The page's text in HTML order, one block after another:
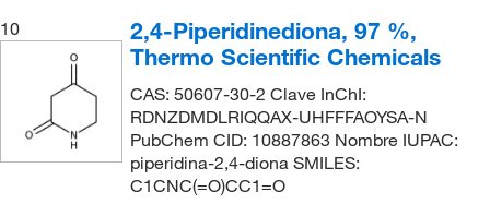
10
2,4-Piperidinediona, 97 %,
Thermo Scientific Chemicals
CAS: 50607-30-2 Clave InChI:
RDNZDMDLRIQQAX-UHFFFAOYSA-N
PubChem CID: 10887863 Nombre IUPAC:
piperidina-2,4-diona SMILES:
C1CNC(=O)CC1=O